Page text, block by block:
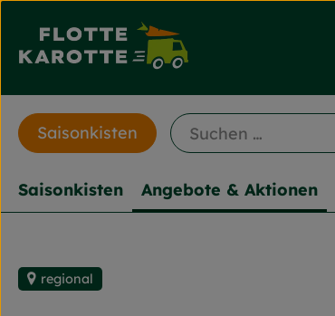
Saisonkisten
Saisonkisten Angebote & Aktionen
regional